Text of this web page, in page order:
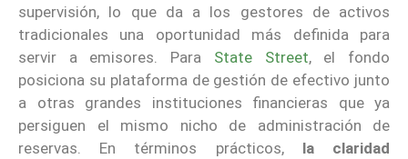
supervisión, lo que da a los gestores de activos
tradicionales una oportunidad más definida para
servir a emisores. Para State Street, el fondo
posiciona su plataforma de gestión de efectivo junto
a otras grandes instituciones financieras que ya
persiguen el mismo nicho de administración de
reservas. En términos prácticos, la claridad